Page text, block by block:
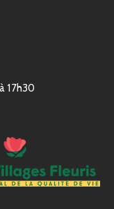
17h30